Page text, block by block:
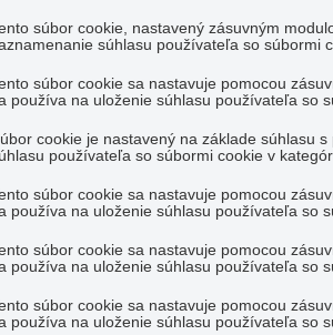
súbor cookie, nastavený zásuvným
súhlasu používateľa so súbormi
súbor cookie sa nastavuje pomocou
používa na uloženie súhlasu používateľa so
cookie je nastavený na základe súhlasu
používateľa so súbormi cookie v
súbor cookie sa nastavuje pomocou
používa na uloženie súhlasu používateľa so
súbor cookie sa nastavuje pomocou
používa na uloženie súhlasu používateľa so
súbor cookie sa nastavuje pomocou
používa na uloženie súhlasu používateľa so